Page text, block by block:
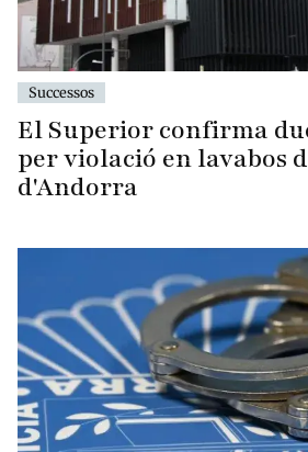
Successos
El Superior confirma
per violació en lavabos
d'Andorra